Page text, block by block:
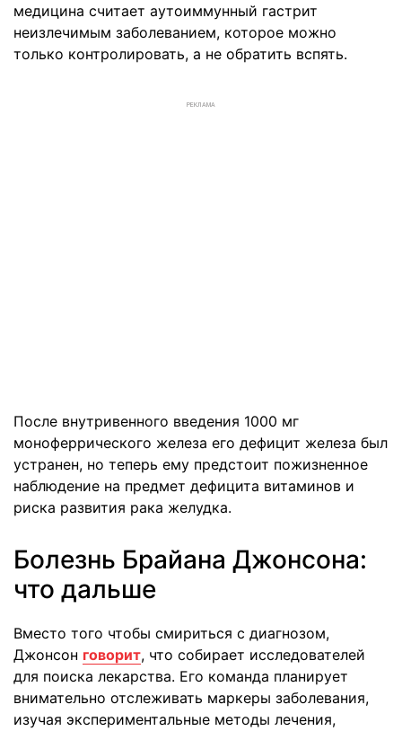
медицина считает аутоиммунный гастрит
неизлечимым заболеванием, которое можно
только контролировать, а не обратить вспять.
РЕКЛАМА
После внутривенного введения 1000 мг
моноферрического железа его дефицит железа был
устранен, но теперь ему предстоит пожизненное
наблюдение на предмет дефицита витаминов и
риска развития рака желудка.
Болезнь Брайана Джонсона:
что дальше
Вместо того чтобы смириться с диагнозом,
Джонсон говорит, что собирает исследователей
для поиска лекарства. Его команда планирует
внимательно отслеживать маркеры заболевания,
изучая экспериментальные методы лечения,